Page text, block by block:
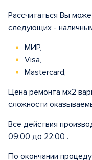
Рассчитаться Вы
следующих -
МИР,
Visa,
Mastercard,
Цена ремонта мх2
сложности
Все действия
09:00 до 22:00 .
По окончании